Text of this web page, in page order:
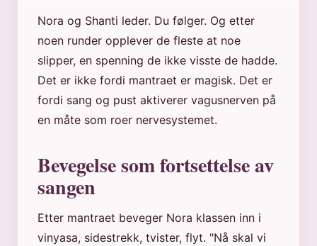
Nora og Shanti leder. Du følger. Og etter
noen runder opplever de fleste at noe
slipper, en spenning de ikke visste de hadde.
Det er ikke fordi mantraet er magisk. Det er
fordi sang og pust aktiverer vagusnerven på
en måte som roer nervesystemet.
Bevegelse som fortsettelse av
sangen
Etter mantraet beveger Nora klassen inn i
vinyasa, sidestrekk, tvister, flyt. "Nå skal vi